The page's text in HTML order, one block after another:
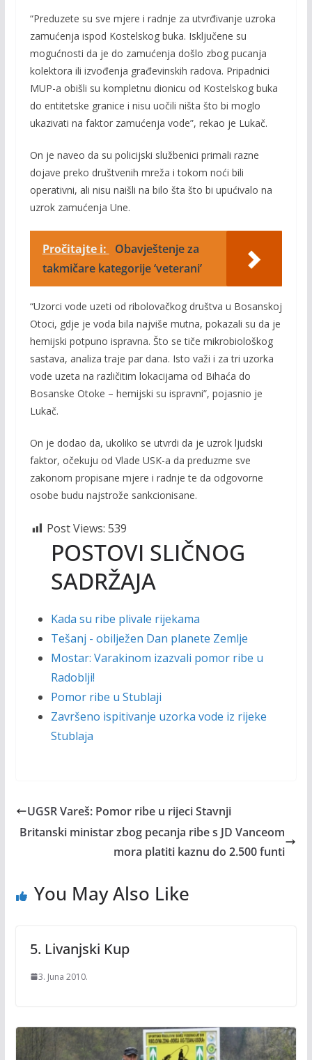
“Preduzete su sve mjere i radnje za utvrđivanje uzroka
zamućenja ispod Kostelskog buka. Isključene su
mogućnosti da je do zamućenja došlo zbog pucanja
kolektora ili izvođenja građevinskih radova. Pripadnici
MUP-a obišli su kompletnu dionicu od Kostelskog buka
do entitetske granice i nisu uočili ništa što bi moglo
ukazivati na faktor zamućenja vode”, rekao je Lukač.
On je naveo da su policijski službenici primali razne
dojave preko društvenih mreža i tokom noći bili
operativni, ali nisu naišli na bilo šta što bi upućivalo na
uzrok zamućenja Une.
Pročitajte i:
Obavještenje za
takmičare kategorije ‘veterani’
“Uzorci vode uzeti od ribolovačkog društva u Bosanskoj
Otoci, gdje je voda bila najviše mutna, pokazali su da je
hemijski potpuno ispravna. Što se tiče mikrobiološkog
sastava, analiza traje par dana. Isto važi i za tri uzorka
vode uzeta na različitim lokacijama od Bihaća do
Bosanske Otoke – hemijski su ispravni”, pojasnio je
Lukač.
On je dodao da, ukoliko se utvrdi da je uzrok ljudski
faktor, očekuju od Vlade USK-a da preduzme sve
zakonom propisane mjere i radnje te da odgovorne
osobe budu najstrože sankcionisane.
Post Views: 539
POSTOVI SLIČNOG
SADRŽAJA
Kada su ribe plivale rijekama
Tešanj - obilježen Dan planete Zemlje
Mostar: Varakinom izazvali pomor ribe u
Radoblji!
Pomor ribe u Stublaji
Završeno ispitivanje uzorka vode iz rijeke
Stublaja
UGSR Vareš: Pomor ribe u rijeci Stavnji
Britanski ministar zbog pecanja ribe s JD Vanceom
mora platiti kaznu do 2.500 funti
You May Also Like
5. Livanjski Kup
3. Juna 2010.